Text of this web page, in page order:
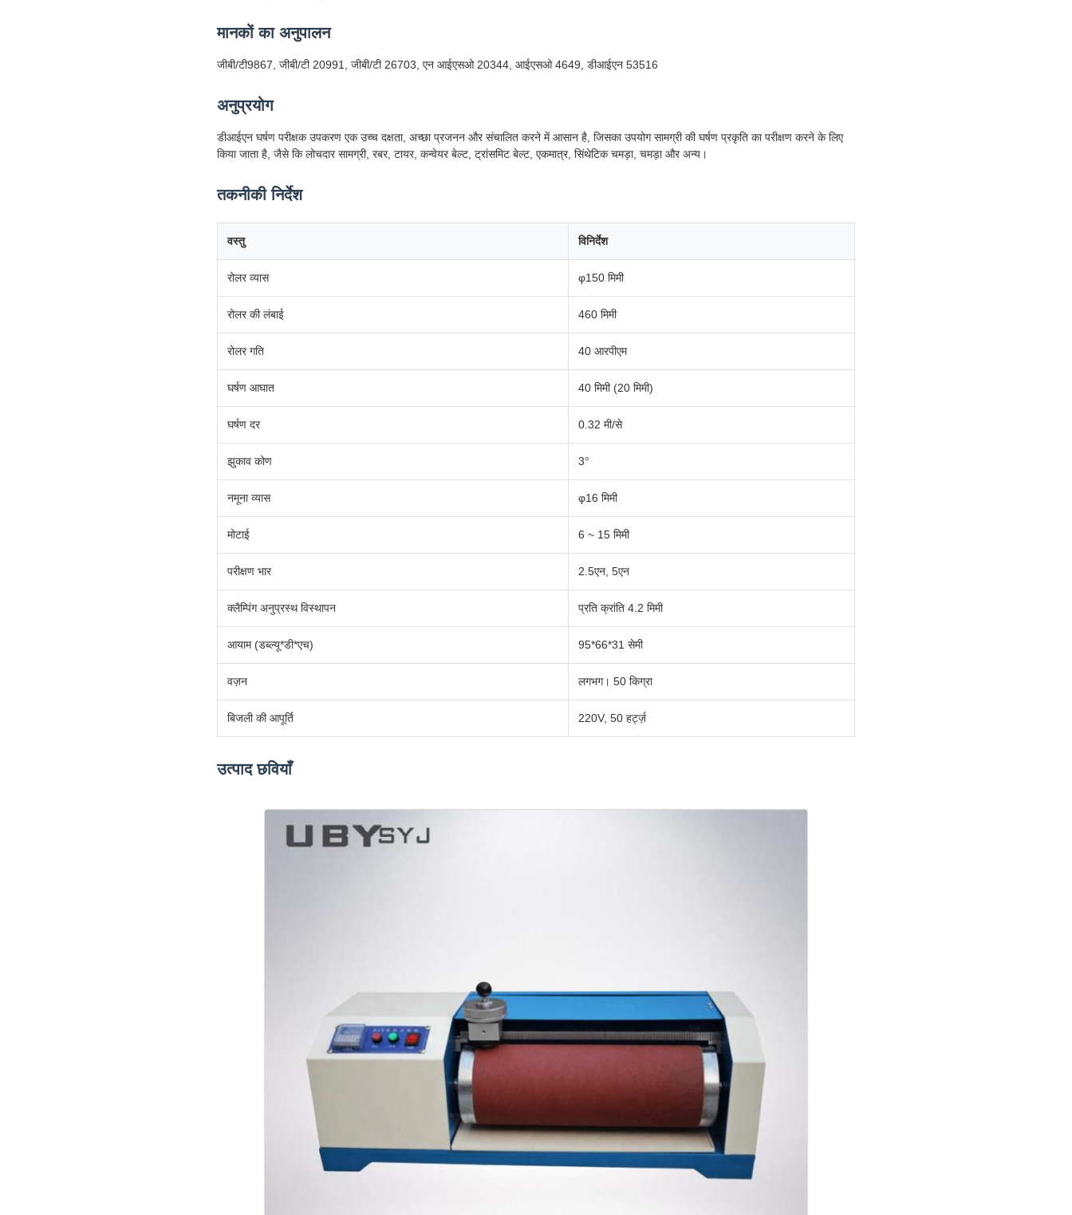
मानकों का अनुपालन
जीबी/टी9867, जीबी/टी 20991, जीबी/टी 26703, एन आईएसओ 20344, आईएसओ 4649, डीआईएन 53516
अनुप्रयोग
डीआईएन घर्षण परीक्षक उपकरण एक उच्च दक्षता, अच्छा प्रजनन और संचालित करने में आसान है, जिसका उपयोग सामग्री की घर्षण प्रकृति का परीक्षण करने के लिए
किया जाता है, जैसे कि लोचदार सामग्री, रबर, टायर, कन्वेयर बेल्ट, ट्रांसमिट बेल्ट, एकमात्र, सिंथेटिक चमड़ा, चमड़ा और अन्य।
तकनीकी निर्देश
वस्तु विनिर्देश
रोलर व्यास φ150 मिमी
रोलर की लंबाई 460 मिमी
रोलर गति 40 आरपीएम
घर्षण आघात 40 मिमी (20 मिमी)
घर्षण दर 0.32 मी/से
झुकाव कोण 3°
नमूना व्यास φ16 मिमी
मोटाई 6 ~ 15 मिमी
परीक्षण भार 2.5एन, 5एन
क्लैम्पिंग अनुप्रस्थ विस्थापन प्रति क्रांति 4.2 मिमी
आयाम (डब्ल्यू*डी*एच) 95*66*31 सेमी
वज़न लगभग। 50 किग्रा
बिजली की आपूर्ति 220V, 50 हर्ट्ज़
उत्पाद छवियाँ